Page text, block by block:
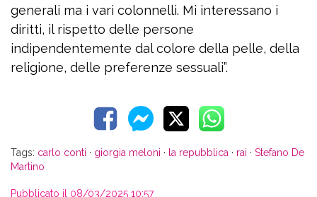
generali ma i vari colonnelli. Mi interessano i
diritti, il rispetto delle persone
indipendentemente dal colore della pelle, della
religione, delle preferenze sessuali”.
Tags: carlo conti · giorgia meloni · la repubblica · rai · Stefano De
Martino
Pubblicato il 08/03/2025 10:57